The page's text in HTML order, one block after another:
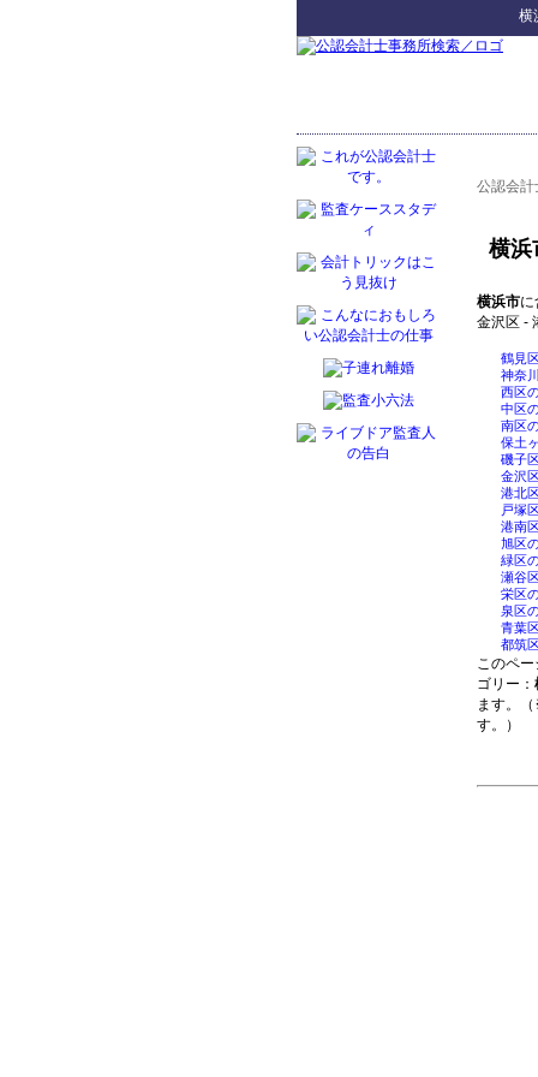
横
公認会計
横浜
横浜市に
金沢区 -
鶴見
神奈
西区
中区
南区
保土
磯子
金沢
港北
戸塚
港南
旭区
緑区
瀬谷
栄区
泉区
青葉
都筑
このペ
ゴリー：
ます。
す。）